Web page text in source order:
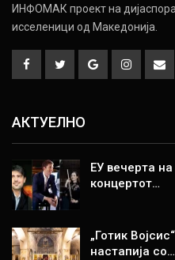
ИНФОМАК проект на
исселеници од Македонија.
АКТУЕЛНО
ЕУ вечерта
концертот…
„Готик
настапија со…